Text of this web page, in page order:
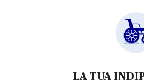
LA TUA